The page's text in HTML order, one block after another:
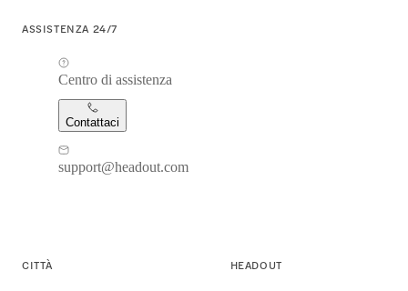
ASSISTENZA 24/7
Centro di assistenza
Contattaci
support@headout.com
CITTÀ HEADOUT